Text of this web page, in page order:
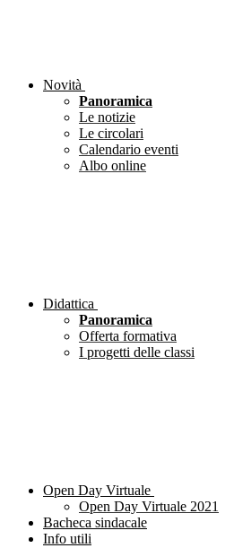
Novità
Panoramica
Le notizie
Le circolari
Calendario eventi
Albo online
Didattica
Panoramica
Offerta formativa
I progetti delle classi
Open Day Virtuale
Open Day Virtuale 2021
Bacheca sindacale
Info utili